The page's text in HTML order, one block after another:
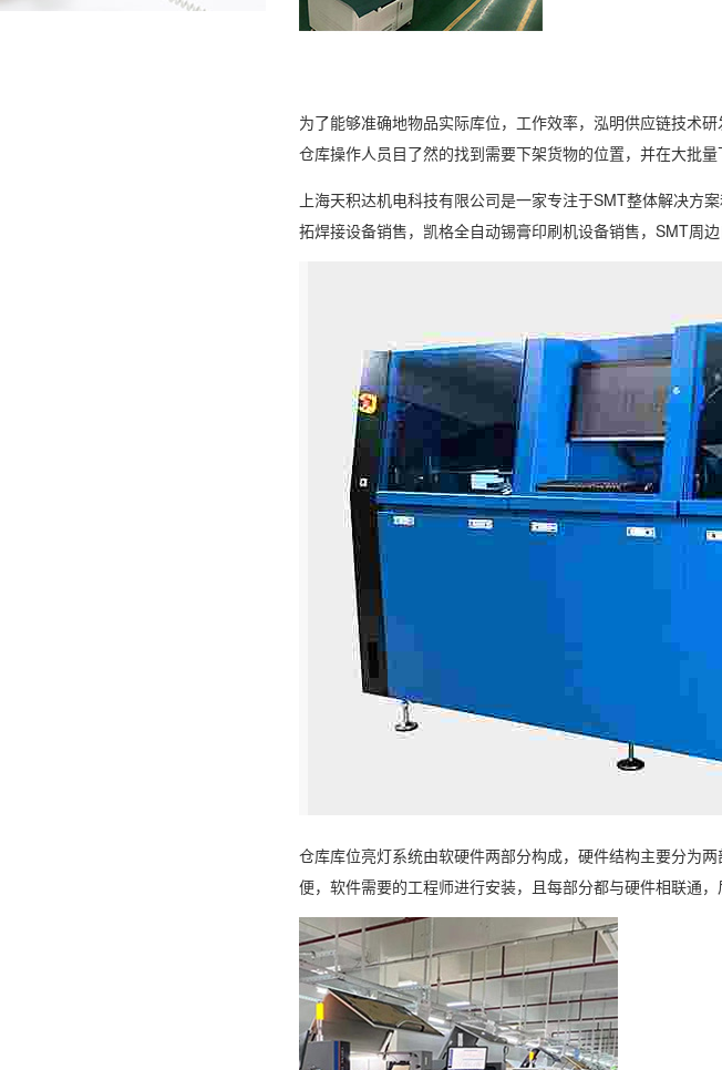
为了能够准确地物品实际库位，工作效率，泓明供应链技术
仓库操作人员目了然的找到需要下架货物的位置，并在大批
上海天积达机电科技有限公司是一家专注于SMT整体解决方
拓焊接设备销售，凯格全自动锡膏印刷机设备销售，SMT周边
仓库库位亮灯系统由软硬件两部分构成，硬件结构主要分为
便，软件需要的工程师进行安装，且每部分都与硬件相联通，